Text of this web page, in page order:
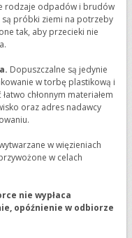
rodzaje odpadów i brudów
próbki ziemi na potrzeby
tak, aby przecieki nie
Dopuszczalne są jedynie
w torbę plastikową i
chłonnym materiałem
oraz adres nadawcy
w więzieniach
w celach
nie wypłaca
opóźnienie w odbiorze